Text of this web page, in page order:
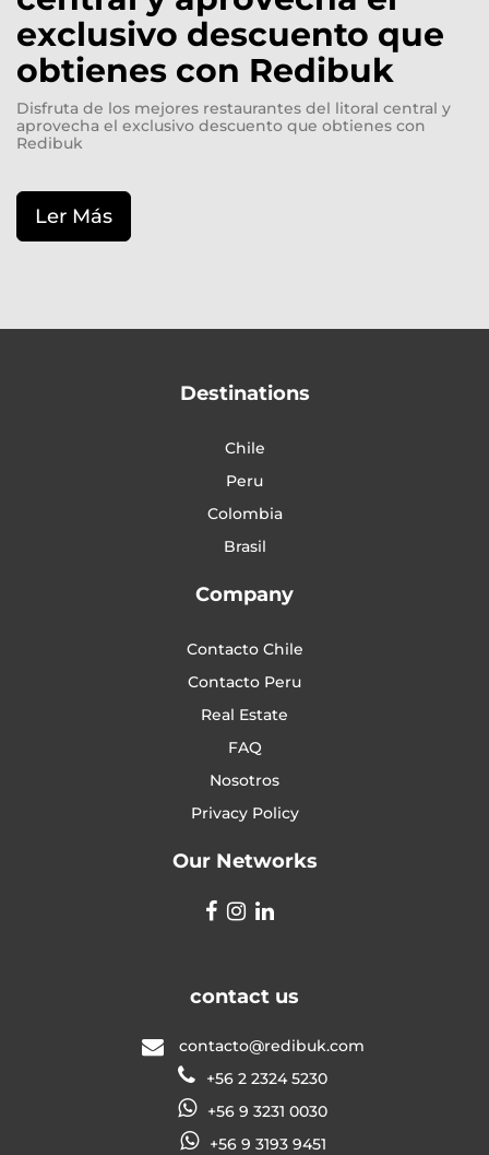
exclusivo descuento que
obtienes con Redibuk
Disfruta de los mejores restaurantes del litoral central y
aprovecha el exclusivo descuento que obtienes con
Redibuk
Ler Más
Destinations
Chile
Peru
Colombia
Brasil
Company
Contacto Chile
Contacto Peru
Real Estate
FAQ
Nosotros
Privacy Policy
Our Networks
contact us
contacto@redibuk.com
+56 2 2324 5230
+56 9 3231 0030
+56 9 3193 9451